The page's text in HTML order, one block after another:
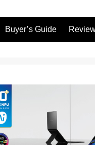
Buyer’s Guide